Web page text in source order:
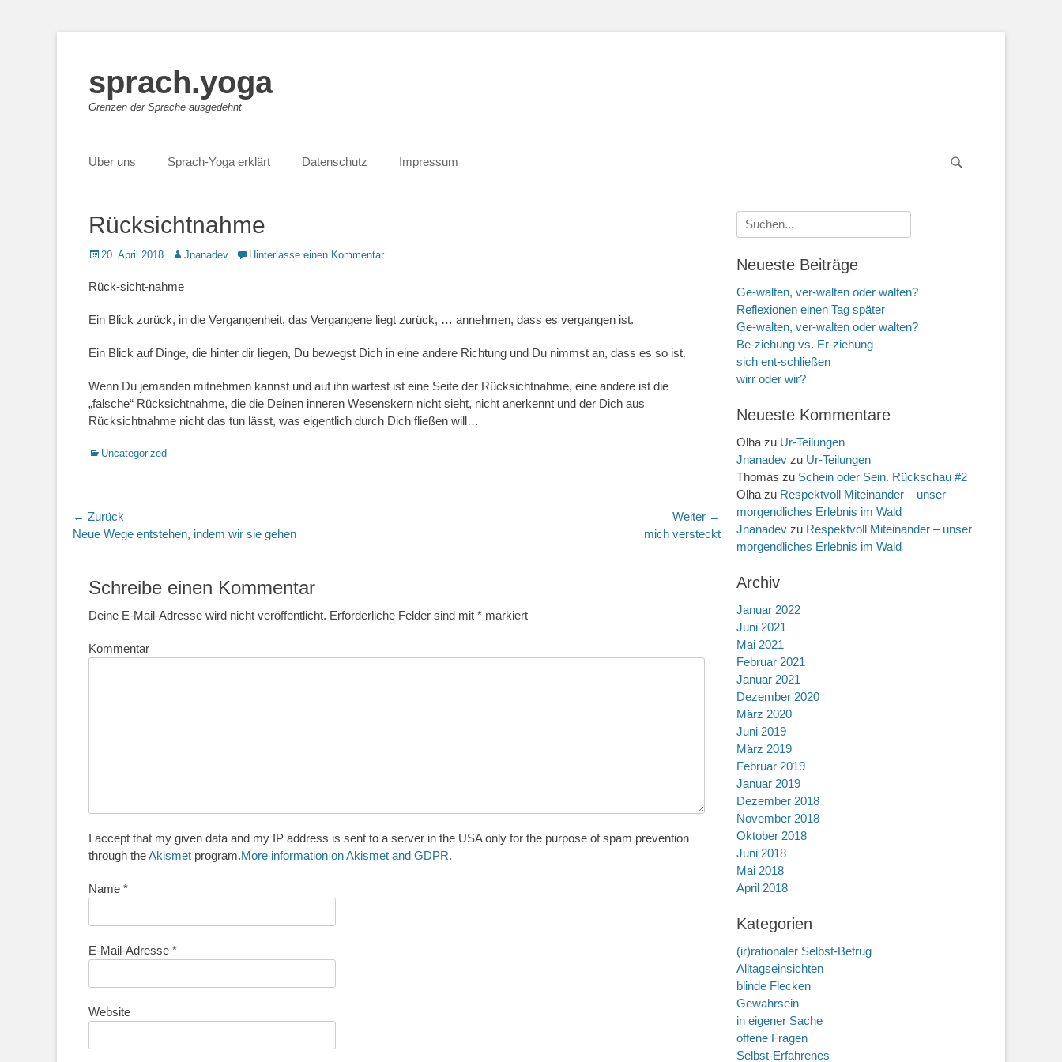
sprach.yoga
Grenzen der Sprache ausgedehnt
Primäres Menü
Zum
Inhalt
Über uns Sprach-Yoga erklärt Datenschutz Impressum
Rücksichtnahme
Posted
20. April 2018 AutorJnanadev Hinterlasse einen Kommentar
Rück-sicht-nahme
Ein Blick zurück, in die Vergangenheit, das Vergangene liegt zurück, … annehmen, dass es vergangen ist.
Ein Blick auf Dinge, die hinter dir liegen, Du bewegst Dich in eine andere Richtung und Du nimmst an, dass es so ist.
Wenn Du jemanden mitnehmen kannst und auf ihn wartest ist eine Seite der Rücksichtnahme, eine andere ist die
„falsche“ Rücksichtnahme, die die Deinen inneren Wesenskern nicht sieht, nicht anerkennt und der Dich aus
Rücksichtnahme nicht das tun lässt, was eigentlich durch Dich fließen will…
Kategorien
Uncategorized
Beitragsnavigation
← Zurück
Vorheriger
Neue Wege entstehen, indem wir sie gehen
Weiter →
mich versteckt
Schreibe einen Kommentar
Deine E-Mail-Adresse wird nicht veröffentlicht. Erforderliche Felder sind mit * markiert
Kommentar
I accept that my given data and my IP address is sent to a server in the USA only for the purpose of spam prevention
through theAkismet program.More information on Akismet and GDPR.
Name *
E-Mail-Adresse *
Website
Suche
nach:
Neueste Beiträge
Ge-walten, ver-walten oder walten?
Reflexionen einen Tag später
Ge-walten, ver-walten oder walten?
Be-ziehung vs. Er-ziehung
sich ent-schließen
wirr oder wir?
Neueste Kommentare
Olha zu Ur-Teilungen
Jnanadev zu Ur-Teilungen
Thomas zu Schein oder Sein. Rückschau #2
Olha zu Respektvoll Miteinander – unser
morgendliches Erlebnis im Wald
Jnanadev zu Respektvoll Miteinander – unser
morgendliches Erlebnis im Wald
Archiv
Januar 2022
Juni 2021
Mai 2021
Februar 2021
Januar 2021
Dezember 2020
März 2020
Juni 2019
März 2019
Februar 2019
Januar 2019
Dezember 2018
November 2018
Oktober 2018
Juni 2018
Mai 2018
April 2018
Kategorien
(ir)rationaler Selbst-Betrug
Alltagseinsichten
blinde Flecken
Gewahrsein
in eigener Sache
offene Fragen
Selbst-Erfahrenes